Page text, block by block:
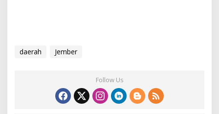
daerah Jember
Follow Us